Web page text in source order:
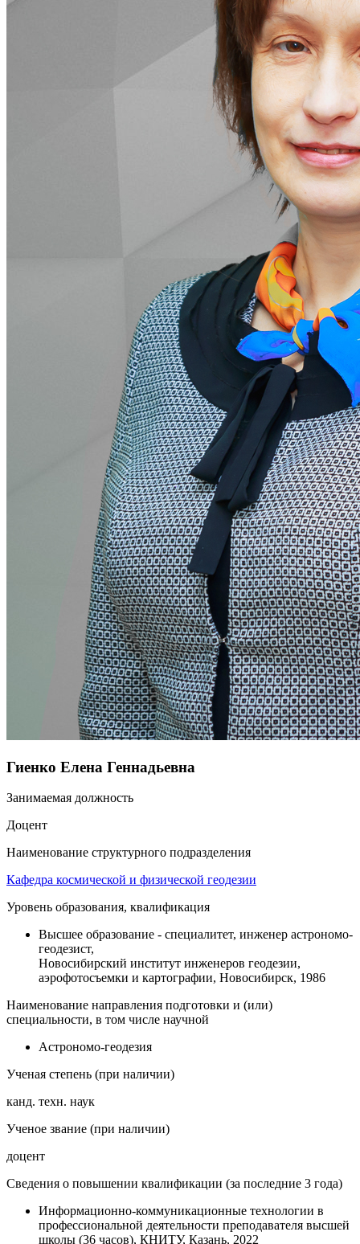
Гиенко Елена Геннадьевна
Занимаемая должность
Доцент
Наименование структурного подразделения
Кафедра космической и физической геодезии
Уровень образования, квалификация
Высшее образование - специалитет, инженер астрономо-
геодезист,
Новосибирский институт инженеров геодезии,
аэрофотосъемки и картографии, Новосибирск, 1986
Наименование направления подготовки и (или)
специальности, в том числе научной
Астрономо-геодезия
Ученая степень (при наличии)
канд. техн. наук
Ученое звание (при наличии)
доцент
Сведения о повышении квалификации (за последние 3 года)
Информационно-коммуникационные технологии в
профессиональной деятельности преподавателя высшей
школы (36 часов), КНИТУ, Казань, 2022